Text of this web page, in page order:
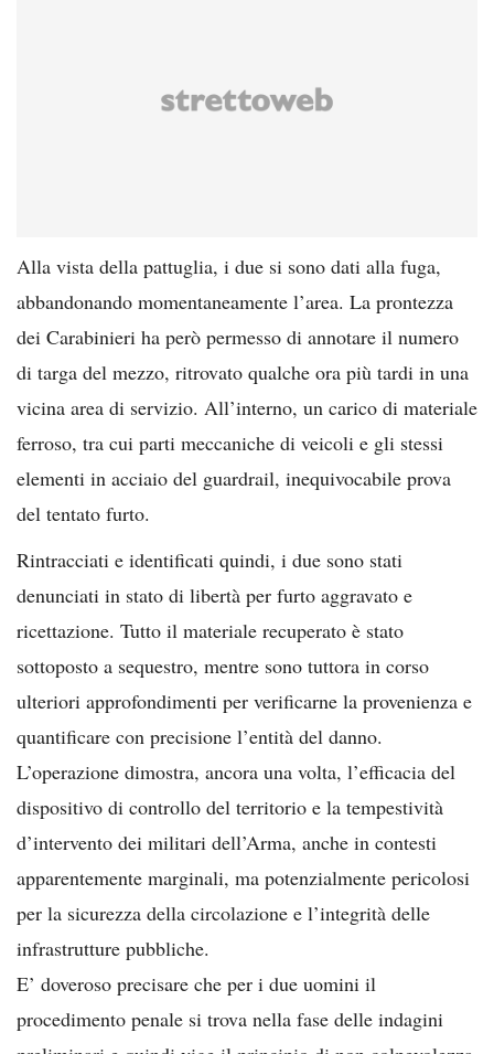
Alla vista della pattuglia, i due si sono dati alla fuga,
abbandonando momentaneamente l’area. La prontezza
dei Carabinieri ha però permesso di annotare il numero
di targa del mezzo, ritrovato qualche ora più tardi in una
vicina area di servizio. All’interno, un carico di materiale
ferroso, tra cui parti meccaniche di veicoli e gli stessi
elementi in acciaio del guardrail, inequivocabile prova
del tentato furto.
Rintracciati e identificati quindi, i due sono stati
denunciati in stato di libertà per furto aggravato e
ricettazione. Tutto il materiale recuperato è stato
sottoposto a sequestro, mentre sono tuttora in corso
ulteriori approfondimenti per verificarne la provenienza e
quantificare con precisione l’entità del danno.
L’operazione dimostra, ancora una volta, l’efficacia del
dispositivo di controllo del territorio e la tempestività
d’intervento dei militari dell’Arma, anche in contesti
apparentemente marginali, ma potenzialmente pericolosi
per la sicurezza della circolazione e l’integrità delle
infrastrutture pubbliche.
E’ doveroso precisare che per i due uomini il
procedimento penale si trova nella fase delle indagini